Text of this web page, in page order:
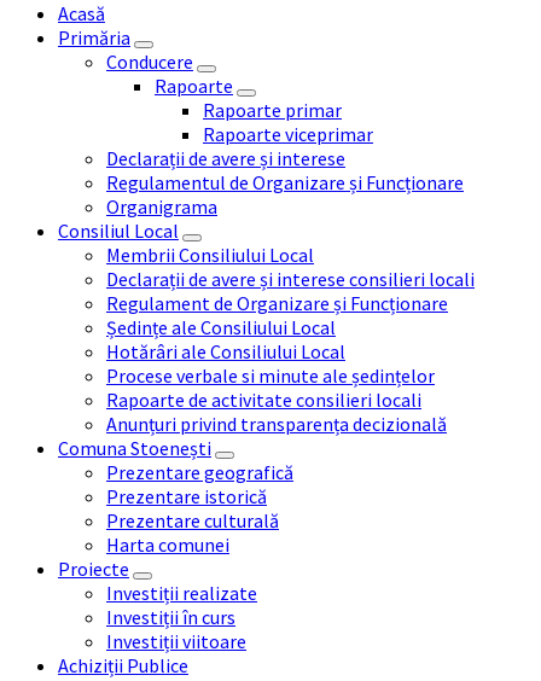
Acasă
Primăria
Conducere
Rapoarte
Rapoarte primar
Rapoarte viceprimar
Declarații de avere și interese
Regulamentul de Organizare și Funcționare
Organigrama
Consiliul Local
Membrii Consiliului Local
Declarații de avere și interese consilieri locali
Regulament de Organizare și Funcționare
Ședințe ale Consiliului Local
Hotărâri ale Consiliului Local
Procese verbale si minute ale ședințelor
Rapoarte de activitate consilieri locali
Anunțuri privind transparența decizională
Comuna Stoenești
Prezentare geografică
Prezentare istorică
Prezentare culturală
Harta comunei
Proiecte
Investiții realizate
Investiții în curs
Investiții viitoare
Achiziții Publice